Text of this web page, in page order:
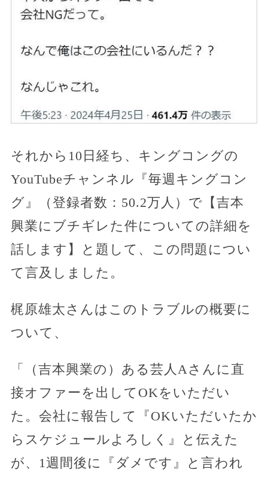
それから10日経ち、キングコングの
YouTubeチャンネル『毎週キングコン
グ』（登録者数：50.2万人）で【吉本
興業にブチギレた件についての詳細を
話します】と題して、この問題につい
て言及しました。
梶原雄太さんはこのトラブルの概要に
ついて、
「（吉本興業の）ある芸人Aさんに直
接オファーを出してOKをいただい
た。会社に報告して『OKいただいたか
らスケジュールよろしく』と伝えた
が、1週間後に『ダメです』と言われ